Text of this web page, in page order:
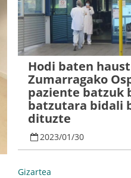
Hodi baten
Zumarragako
paziente batzuk
batzutara bidali
dituzte
2023/01/30
Gizartea